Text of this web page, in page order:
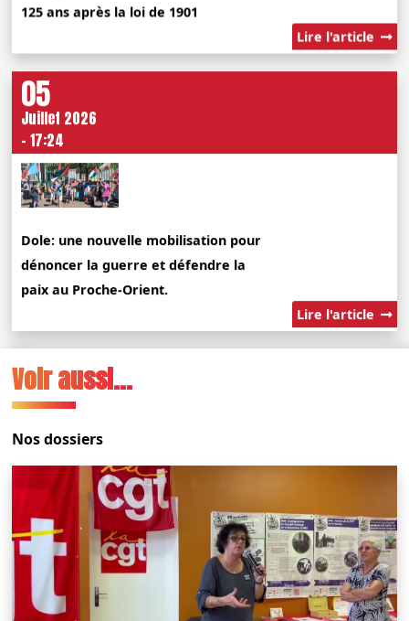
125 ans après la loi de 1901
Lire l'article
05
Juillet 2026
- 17:24
Dole: une nouvelle mobilisation pour
dénoncer la guerre et défendre la
paix au Proche-Orient.
Lire l'article
Voir aussi...
Nos dossiers